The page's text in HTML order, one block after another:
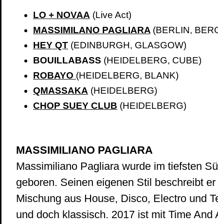
LO + NOVAA (Live Act)
MASSIMILANO PAGLIARA (BERLIN,
HEY QT (EDINBURGH, GLASGOW)
BOUILLABASS (HEIDELBERG, CUBE)
ROBAYO (HEIDELBERG, BLANK)
QMASSAKA (HEIDELBERG)
CHOP SUEY CLUB (HEIDELBERG)
MASSIMILIANO PAGLIARA
Massimiliano Pagliara wurde im tiefsten
geboren. Seinen eigenen Stil beschreibt
Mischung aus House, Disco, Electro und
und doch klassisch. 2017 ist mit Time And